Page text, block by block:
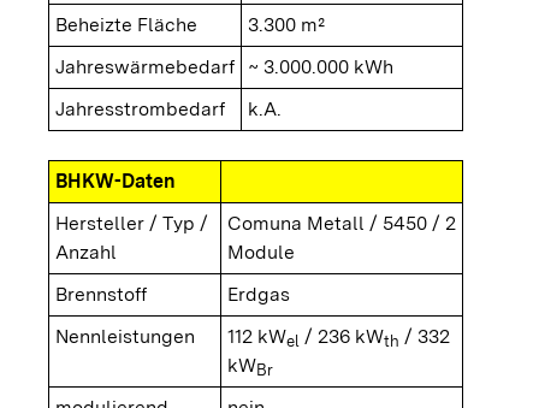
Beheizte Fläche
3.300 m²
Jahreswärmebedarf
~ 3.000.000 kWh
Jahresstrombedarf
k.A.
BHKW-Daten
Hersteller / Typ /
Anzahl
Comuna Metall / 5450 / 2
Module
Brennstoff
Erdgas
Nennleistungen
112 kWel / 236 kWth / 332
kWBr